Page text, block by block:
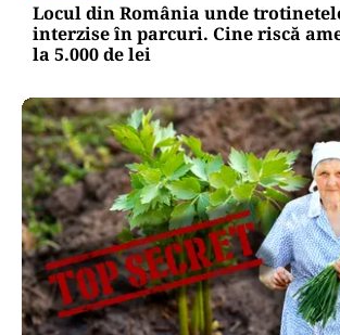
Locul din România unde
interzise în parcuri. Cine riscă
la 5.000 de lei